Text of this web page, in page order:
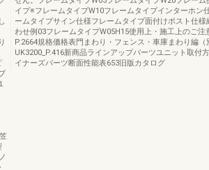
イプ※フレームタイプW10フレームタイプインターホン
ームタイプサイン仕様フレームタイプ面付けポスト仕様
わせ例03フレームタイプW05H15使用上・施工上のご注
P.2664規格価格表門まわり・フェンス・車庫まわり編（
UK3200_P.416新商品ラインアップパーツユニット取付
イナーズパーツ断面性能表653旧版カタログ